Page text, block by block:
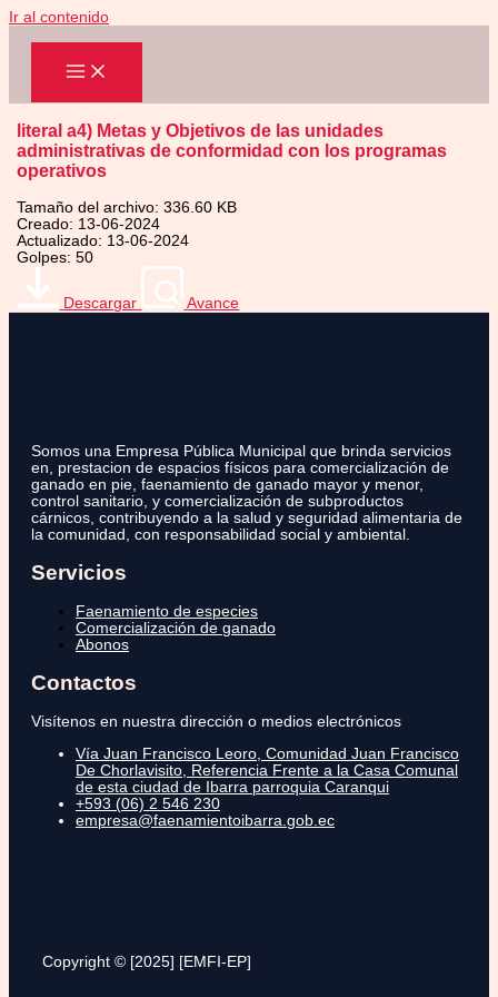
Ir al contenido
literal a4) Metas y Objetivos de las unidades
administrativas de conformidad con los programas
operativos
Tamaño del archivo: 336.60 KB
Creado: 13-06-2024
Actualizado: 13-06-2024
Golpes: 50
Descargar Avance
Somos una Empresa Pública Municipal que brinda servicios
en, prestacion de espacios físicos para comercialización de
ganado en pie, faenamiento de ganado mayor y menor,
control sanitario, y comercialización de subproductos
cárnicos, contribuyendo a la salud y seguridad alimentaria de
la comunidad, con responsabilidad social y ambiental.
Servicios
Faenamiento de especies
Comercialización de ganado
Abonos
Contactos
Visítenos en nuestra dirección o medios electrónicos
Vía Juan Francisco Leoro, Comunidad Juan Francisco
De Chorlavisito, Referencia Frente a la Casa Comunal
de esta ciudad de Ibarra parroquia Caranqui
+593 (06) 2 546 230
empresa@faenamientoibarra.gob.ec
Copyright © [2025] [EMFI-EP]